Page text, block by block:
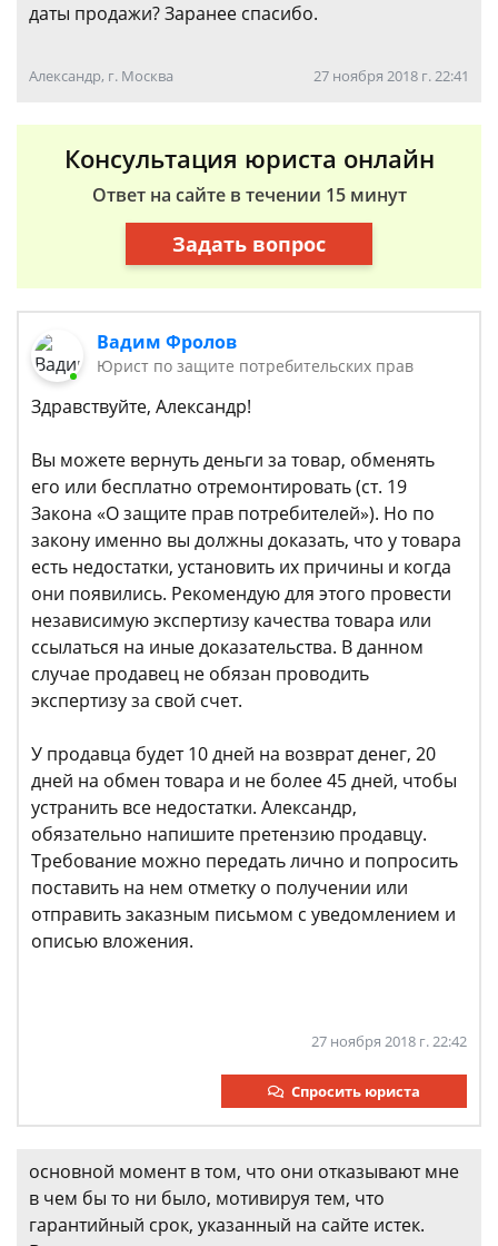
даты продажи? Заранее спасибо.
Александр, г. Москва 27 ноября 2018 г. 22:41
Консультация юриста онлайн
Ответ на сайте в течении 15 минут
Задать вопрос
Вадим Фролов
Юрист по защите потребительских прав
Здравствуйте, Александр!
Вы можете вернуть деньги за товар, обменять
его или бесплатно отремонтировать (ст. 19
Закона «О защите прав потребителей»). Но по
закону именно вы должны доказать, что у товара
есть недостатки, установить их причины и когда
они появились. Рекомендую для этого провести
независимую экспертизу качества товара или
ссылаться на иные доказательства. В данном
случае продавец не обязан проводить
экспертизу за свой счет.
У продавца будет 10 дней на возврат денег, 20
дней на обмен товара и не более 45 дней, чтобы
устранить все недостатки. Александр,
обязательно напишите претензию продавцу.
Требование можно передать лично и попросить
поставить на нем отметку о получении или
отправить заказным письмом с уведомлением и
описью вложения.
27 ноября 2018 г. 22:42
Спросить юриста
основной момент в том, что они отказывают мне
в чем бы то ни было, мотивируя тем, что
гарантийный срок, указанный на сайте истек.